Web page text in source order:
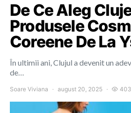
De Ce Aleg
Produsele
Coreene De La
În ultimii ani, Clujul a devenit un
de…
Soare Viviana august 20, 2025